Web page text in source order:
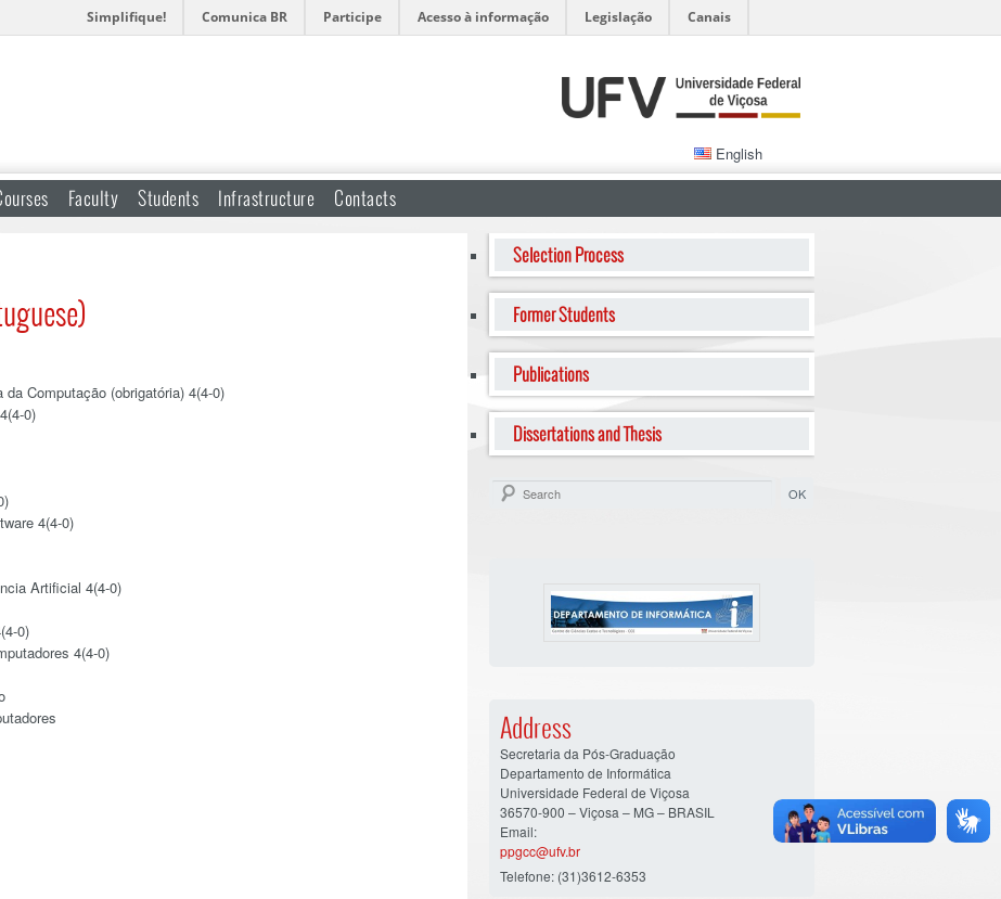
Simplifique! Comunica BR Participe Acesso à informação Legislação Canais
English
Faculty Students Infrastructure Contacts
Computação (obrigatória) 4(4-0)
0)
4(4-0)
Artificial 4(4-0)
0)
4(4-0)
Selection Process
Former Students
Publications
Dissertations and Thesis
Address
Secretaria da Pós-Graduação
Departamento de Informática
Universidade Federal de Viçosa
36570-900 – Viçosa – MG – BRASIL
Email:
ppgcc@ufv.br
Telefone: (31)3612-6353